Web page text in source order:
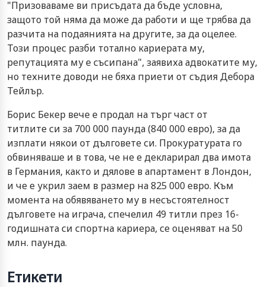
"Призоваваме ви присъдата да бъде условна,
защото той няма да може да работи и ще трябва да
разчита на подаянията на другите, за да оцелее.
Този процес разби тотално кариерата му,
репутацията му е съсипана", заявиха адвокатите му,
но техните доводи не бяха приети от съдия Дебора
Тейлър.
Борис Бекер вече е продал на търг част от
титлите си за 700 000 паунда (840 000 евро), за да
изплати някои от дълговете си. Прокуратурата го
обвиняваше и в това, че не е декларирал два имота
в Германия, както и дялове в апартамент в Лондон,
и че е укрил заем в размер на 825 000 евро. Към
момента на обявяването му в несъстоятелност
дълговете на играча, спечелил 49 титли през 16-
годишната си спортна кариера, се оценяват на 50
млн. паунда.
Етикети